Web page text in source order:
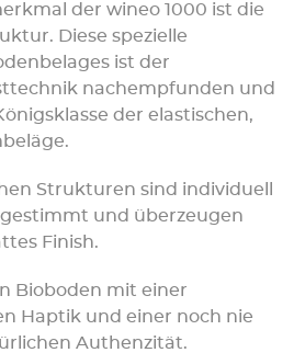
der wineo 1000 ist die
Diese spezielle
ist der
nachempfunden und
der elastischen,
Strukturen sind individuell
und überzeugen
Finish.
Bioboden mit einer
Haptik und einer noch nie
Authenzität.